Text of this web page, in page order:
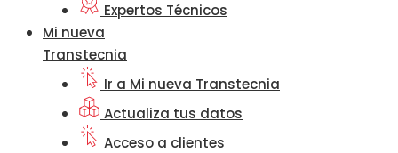
Expertos Técnicos
Mi nueva
Transtecnia
Ir a Mi nueva Transtecnia
Actualiza tus datos
Acceso a clientes